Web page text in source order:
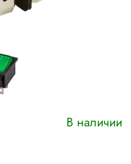
В наличии